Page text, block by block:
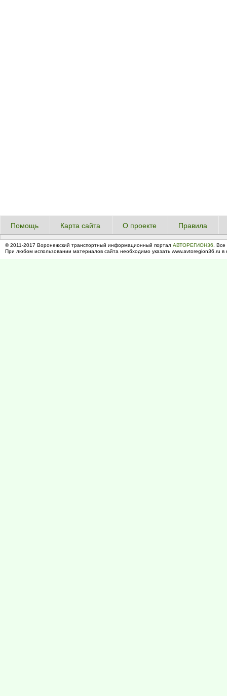
Помощь Карта сайта О проекте Правила
© 2011-2017 Воронежский транспортный информационный портал АВТОРЕГИОН36 .
При любом использовании материалов сайта необходимо указать www.avtoregion36.ru в